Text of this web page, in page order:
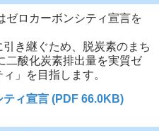
ゼロカーボンシティ宣言を
き継ぐため、脱炭素のまち
二酸化炭素排出量を実質ゼ
」を目指します。
ティ宣言 (PDF 66.0KB)